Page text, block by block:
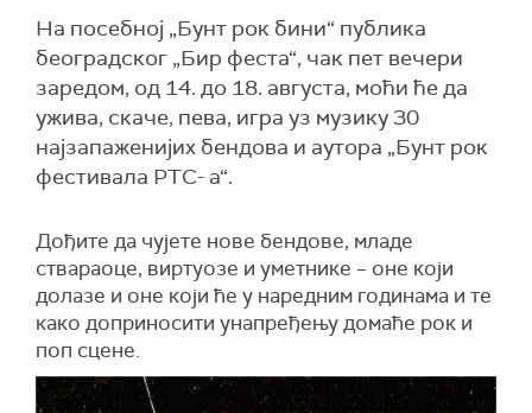
На посебној „Бунт рок бини“ публика
београдског „Бир феста“, чак пет вечери
заредом, од 14. до 18. августа, моћи ће да
ужива, скаче, пева, игра уз музику 30
најзапаженијих бендова и аутора „Бунт рок
фестивала РТС- а“.
Дођите да чујете нове бендове, младе
ствараоце, виртуозе и уметнике – оне који
долазе и оне који ће у наредним годинама и те
како доприносити унапређењу домаће рок и
поп сцене.